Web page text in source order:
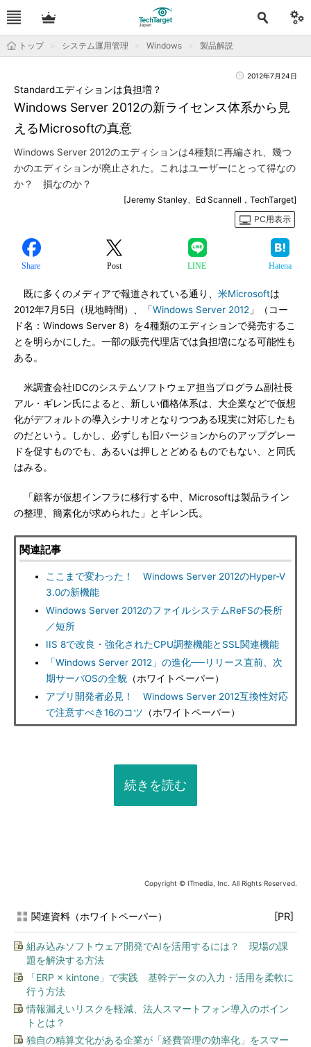
トップ システム運用管理 Windows 製品解説
2012年7月24日
Windows Server 2012の新ライセンス体系から見
えるMicrosoftの真意
Standardエディションは負担増？
Windows Server 2012のエディションは4種類に再編され、幾つ
かのエディションが廃止された。これはユーザーにとって得なの
か？ 損なのか？
[Jeremy Stanley、Ed Scannell，TechTarget]
PC用表示
Share Post LINE Hatena
既に多くのメディアで報道されている通り、 米Microsoftは
2012年7月5日（現地時間）、「Windows Server 2012 」（コー
ド名：Windows Server 8）を4種類のエディションで発売するこ
とを明らかにした。一部の販売代理店では負担増になる可能性も
ある。
米調査会社IDCのシステムソフトウェア担当プログラム副社長
アル・ギレン氏によると、新しい価格体系は、大企業などで仮想
化がデフォルトの導入シナリオとなりつつある現実に対応したも
のだという。しかし、必ずしも旧バージョンからのアップグレー
ドを促すものでも、あるいは押しとどめるものでもない、と同氏
はみる。
「顧客が仮想インフラに移行する中、Microsoftは製品ライン
の整理、簡素化が求められた」とギレン氏。
関連記事
ここまで変わった！ Windows Server 2012のHyper-V
3.0の新機能
Windows Server 2012のファイルシステムReFSの長所
／短所
IIS 8で改良・強化されたCPU調整機能とSSL関連機能
「Windows Server 2012」の進化──リリース直前、次
期サーバOSの全貌 （ホワイトペーパー）
アプリ開発者必見！ Windows Server 2012互換性対応
で注意すべき16のコツ （ホワイトペーパー）
続きを読む
Copyright © ITmedia, Inc. All Rights Reserved.
関連資料（ホワイトペーパー） [PR]
組み込みソフトウェア開発でAIを活用するには？ 現場の課
題を解決する方法
「ERP × kintone」で実践 基幹データの入力・活用を柔軟に
行う方法
情報漏えいリスクを軽減、法人スマートフォン導入のポイン
トとは？
独自の精算文化がある企業が「経費管理の効率化」をスマー